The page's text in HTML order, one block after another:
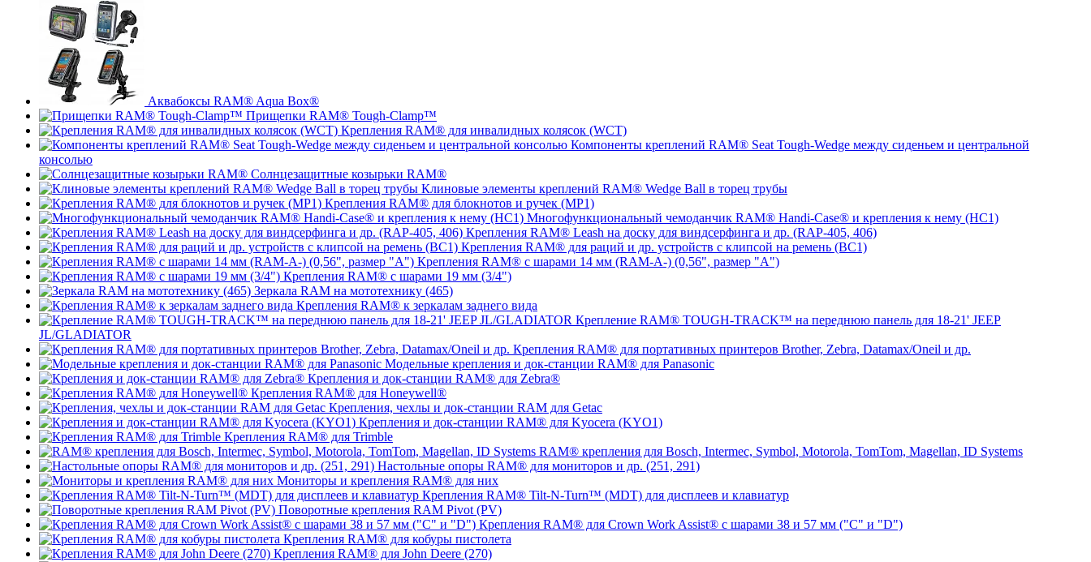
Аквабоксы RAM® Aqua Box®
Прищепки RAM® Tough-Clamp™
Крепления RAM® для инвалидных колясок (WCT)
Компоненты креплений RAM® Seat Tough-Wedge между сиденьем и центральной
консолью
Солнцезащитные козырьки RAM®
Клиновые элементы креплений RAM® Wedge Ball в торец трубы
Крепления RAM® для блокнотов и ручек (MP1)
Многофункциональный чемоданчик RAM® Handi-Case® и крепления к нему (HC1)
Крепления RAM® Leash на доску для виндсерфинга и др. (RAP-405, 406)
Крепления RAM® для раций и др. устройств с клипсой на ремень (BC1)
Крепления RAM® с шарами 14 мм (RAM-A-) (0,56", размер "A")
Крепления RAM® с шарами 19 мм (3/4")
Зеркала RAM на мототехнику (465)
Крепления RAM® к зеркалам заднего вида
Крепление RAM® TOUGH-TRACK™ на переднюю панель для 18-21' JEEP
JL/GLADIATOR
Крепления RAM® для портативных принтеров Brother, Zebra, Datamax/Oneil и др.
Модельные крепления и док-станции RAM® для Panasonic
Крепления и док-станции RAM® для Zebra®
Крепления RAM® для Honeywell®
Крепления, чехлы и док-станции RAM для Getac
Крепления и док-станции RAM® для Kyocera (KYO1)
Крепления RAM® для Trimble
RAM® крепления для Bosch, Intermec, Symbol, Motorola, TomTom, Magellan, ID Systems
Настольные опоры RAM® для мониторов и др. (251, 291)
Мониторы и крепления RAM® для них
Крепления RAM® Tilt-N-Turn™ (MDT) для дисплеев и клавиатур
Поворотные крепления RAM Pivot (PV)
Крепления RAM® для Crown Work Assist® с шарами 38 и 57 мм ("C" и "D")
Крепления RAM® для кобуры пистолета
Крепления RAM® для John Deere (270)